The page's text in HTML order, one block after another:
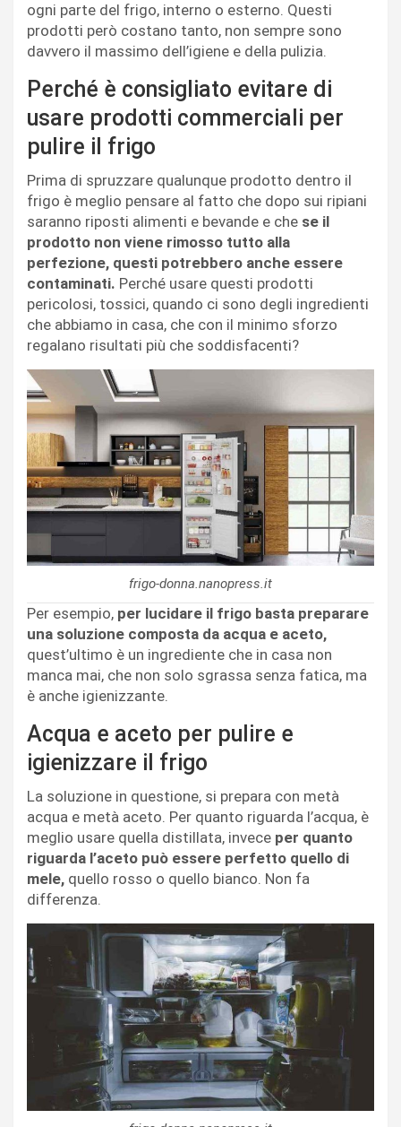
ogni parte del frigo, interno o esterno. Questi
prodotti però costano tanto, non sempre sono
davvero il massimo dell’igiene e della pulizia.
Perché è consigliato evitare di
usare prodotti commerciali per
pulire il frigo
Prima di spruzzare qualunque prodotto dentro il
frigo è meglio pensare al fatto che dopo sui ripiani
saranno riposti alimenti e bevande e che se il
prodotto non viene rimosso tutto alla
perfezione, questi potrebbero anche essere
contaminati. Perché usare questi prodotti
pericolosi, tossici, quando ci sono degli ingredienti
che abbiamo in casa, che con il minimo sforzo
regalano risultati più che soddisfacenti?
frigo-donna.nanopress.it
Per esempio, per lucidare il frigo basta preparare
una soluzione composta da acqua e aceto,
quest’ultimo è un ingrediente che in casa non
manca mai, che non solo sgrassa senza fatica, ma
è anche igienizzante.
Acqua e aceto per pulire e
igienizzare il frigo
La soluzione in questione, si prepara con metà
acqua e metà aceto. Per quanto riguarda l’acqua, è
meglio usare quella distillata, invece per quanto
riguarda l’aceto può essere perfetto quello di
mele, quello rosso o quello bianco. Non fa
differenza.